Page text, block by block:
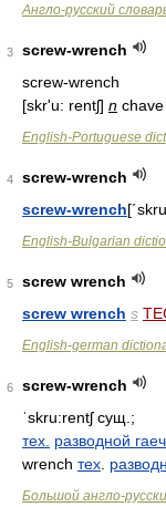
Англо-русский
3
screw-wrench
screw-wrench
[skr'u: rentʃ] n
English-Portuguese
4
screw-wrench
screw-wrench
English-Bulgarian
5
screw wrench
screw wrench s
English-german
6
screw-wrench
ˈskru:rentʃсущ.;
тех. разводной
wrench тех
Большой англо-